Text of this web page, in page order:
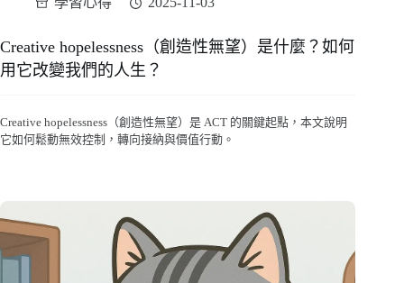
Creative hopelessness（創造性無望）是什麼？如何
用它改變我們的人生？
Creative hopelessness（創造性無望）是 ACT 的關鍵起點，本文說明
它如何鬆動無效控制，轉向接納與價值行動。